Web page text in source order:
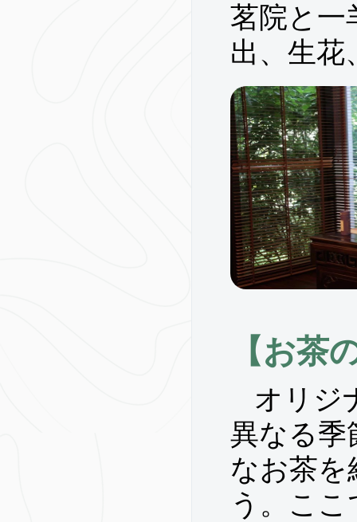
茗院と一
出、生花
【お茶
オリジ
異なる季
なお茶を
う。こ